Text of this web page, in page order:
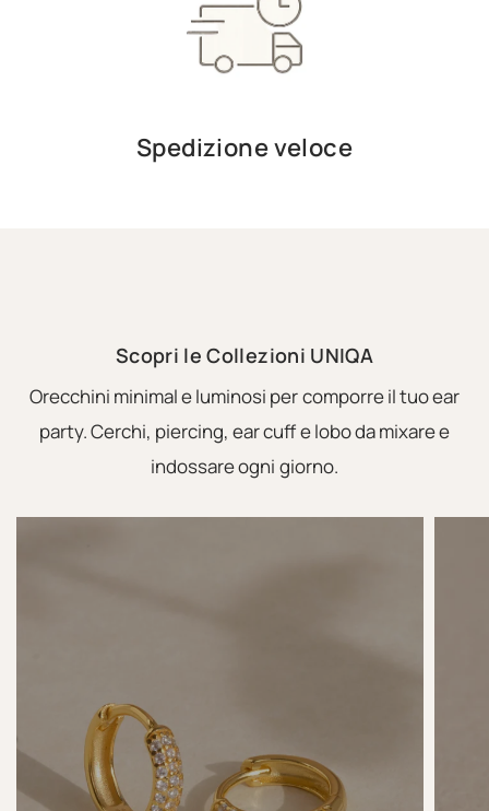
Spedizione veloce
Scopri le Collezioni UNIQA
Orecchini minimal e luminosi per comporre il tuo ear
party. Cerchi, piercing, ear cuff e lobo da mixare e
indossare ogni giorno.